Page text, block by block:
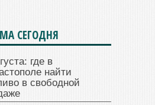
СЕГОДНЯ
где в
найти
в свободной